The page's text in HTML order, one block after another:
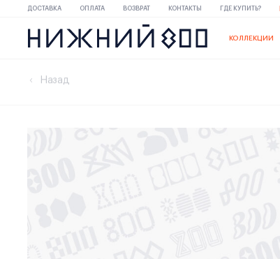
ДОСТАВКА ОПЛАТА ВОЗВРАТ КОНТАКТЫ ГДЕ КУПИТЬ?
КОЛЛЕКЦИИ
Назад